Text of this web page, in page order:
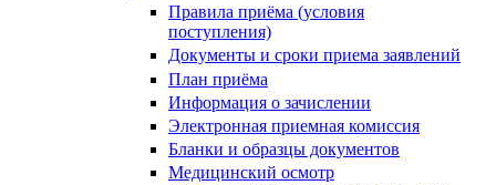
Правила приёма (условия
поступления)
Документы и сроки приема заявлений
План приёма
Информация о зачислении
Электронная приемная комиссия
Бланки и образцы документов
Медицинский осмотр